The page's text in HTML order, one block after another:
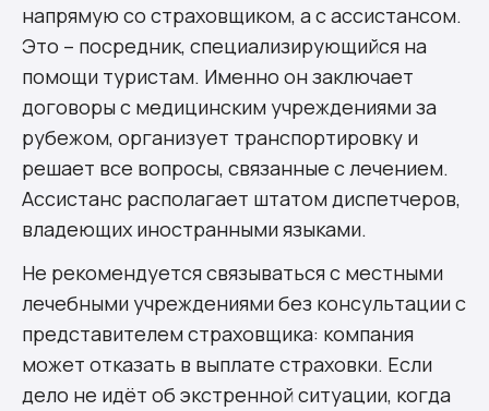
напрямую со страховщиком, а с ассистансом.
Это – посредник, специализирующийся на
помощи туристам. Именно он заключает
договоры с медицинским учреждениями за
рубежом, организует транспортировку и
решает все вопросы, связанные с лечением.
Ассистанс располагает штатом диспетчеров,
владеющих иностранными языками.
Не рекомендуется связываться с местными
лечебными учреждениями без консультации с
представителем страховщика: компания
может отказать в выплате страховки. Если
дело не идёт об экстренной ситуации, когда